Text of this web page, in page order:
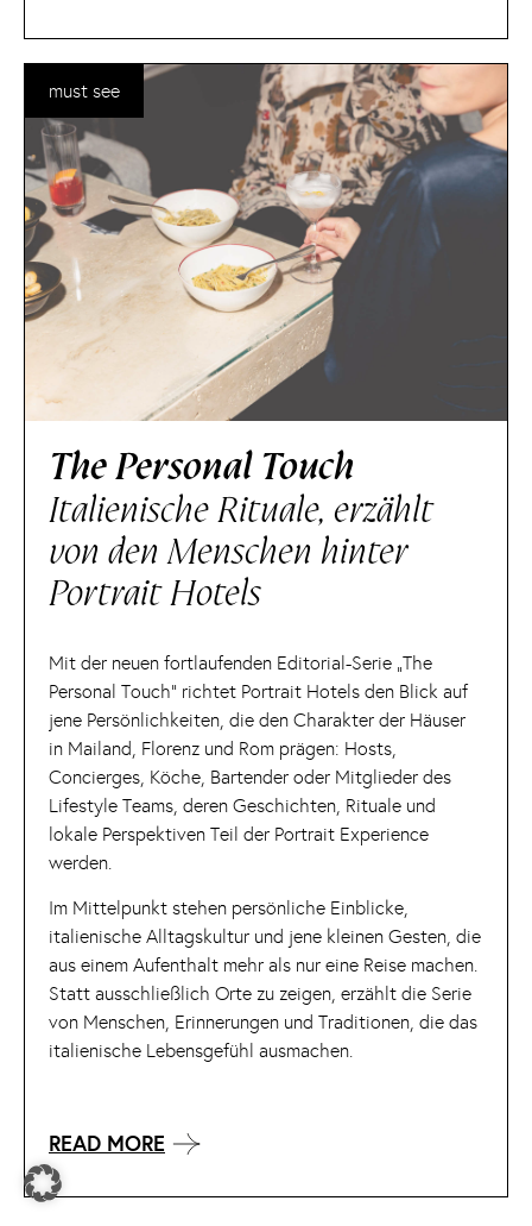
The Personal Touch
Italienische Rituale, erzählt
von den Menschen hinter
Portrait Hotels
Mit der neuen fortlaufenden Editorial-Serie „The
Personal Touch“ richtet Portrait Hotels den Blick auf
jene Persönlichkeiten, die den Charakter der Häuser
in Mailand, Florenz und Rom prägen: Hosts,
Concierges, Köche, Bartender oder Mitglieder des
Lifestyle Teams, deren Geschichten, Rituale und
lokale Perspektiven Teil der Portrait Experience
werden.
Im Mittelpunkt stehen persönliche Einblicke,
italienische Alltagskultur und jene kleinen Gesten, die
aus einem Aufenthalt mehr als nur eine Reise machen.
Statt ausschließlich Orte zu zeigen, erzählt die Serie
von Menschen, Erinnerungen und Traditionen, die das
italienische Lebensgefühl ausmachen.
READ MORE
must see